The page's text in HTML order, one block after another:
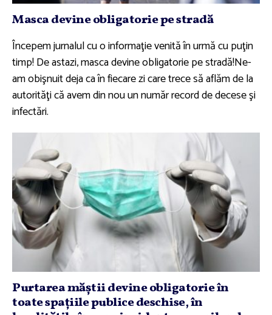
Masca devine obligatorie pe stradă
Începem jurnalul cu o informaţie venită în urmă cu puţin
timp! De astazi, masca devine obligatorie pe stradă!Ne-
am obişnuit deja ca în fiecare zi care trece să aflăm de la
autorităţi că avem din nou un număr record de decese şi
infectări.
Purtarea măştii devine obligatorie în
toate spaţiile publice deschise, în